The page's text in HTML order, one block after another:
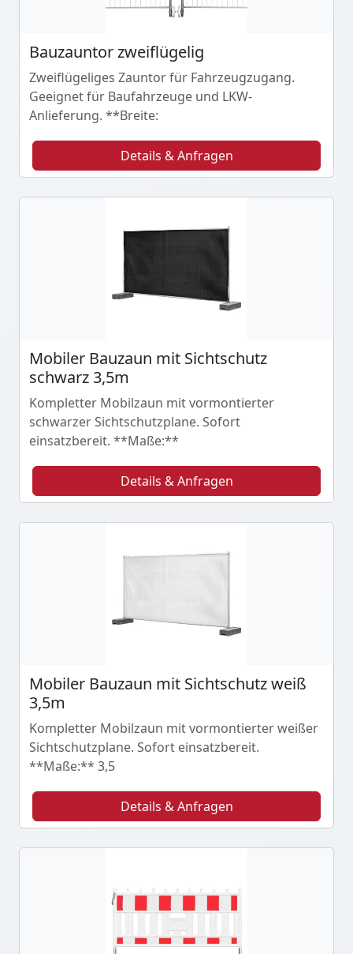
Bauzauntor zweiflügelig
Zweiflügeliges Zauntor für Fahrzeugzugang.
Geeignet für Baufahrzeuge und LKW-
Anlieferung. **Breite:
Details & Anfragen
Mobiler Bauzaun mit Sichtschutz
schwarz 3,5m
Kompletter Mobilzaun mit vormontierter
schwarzer Sichtschutzplane. Sofort
einsatzbereit. **Maße:**
Details & Anfragen
Mobiler Bauzaun mit Sichtschutz weiß
3,5m
Kompletter Mobilzaun mit vormontierter weißer
Sichtschutzplane. Sofort einsatzbereit.
**Maße:** 3,5
Details & Anfragen